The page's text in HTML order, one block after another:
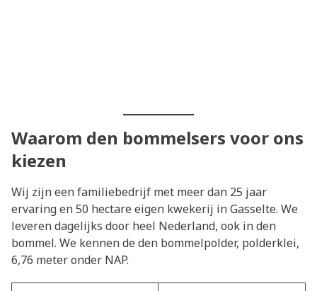
Waarom den bommelsers voor ons
kiezen
Wij zijn een familiebedrijf met meer dan 25 jaar
ervaring en 50 hectare eigen kwekerij in Gasselte. We
leveren dagelijks door heel Nederland, ook in den
bommel. We kennen de den bommelpolder, polderklei,
6,76 meter onder NAP.